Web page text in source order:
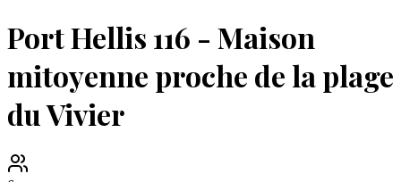
Port Hellis 116 - Maison
mitoyenne proche de la plage
du Vivier